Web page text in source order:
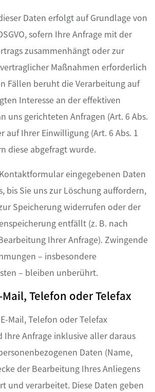
Daten erfolgt auf Grundlage von
sofern Ihre Anfrage mit der
zusammenhängt oder zur
Maßnahmen erforderlich
Fällen beruht die Verarbeitung auf
Interesse an der effektiven
uns gerichteten Anfragen (Art. 6 Abs.
auf Ihrer Einwilligung (Art. 6 Abs. 1
diese abgefragt wurde.
eingegebenen Daten
bis Sie uns zur Löschung auffordern,
Speicherung widerrufen oder der
entfällt (z. B. nach
Ihrer Anfrage). Zwingende
– insbesondere
– bleiben unberührt.
Telefon oder Telefax
Mail, Telefon oder Telefax
Anfrage inklusive aller daraus
Daten (Name,
der Bearbeitung Ihres Anliegens
und verarbeitet. Diese Daten geben